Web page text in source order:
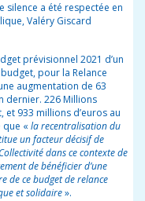
silence a été respectée en
Valéry Giscard
prévisionnel 2021 d’un
pour la Relance
augmentation de 63
dernier. 226 Millions
et 933 millions d’euros au
que « la recentralisation du
un facteur décisif de
dans ce contexte de
de bénéficier d’une
de ce budget de relance
et solidaire».